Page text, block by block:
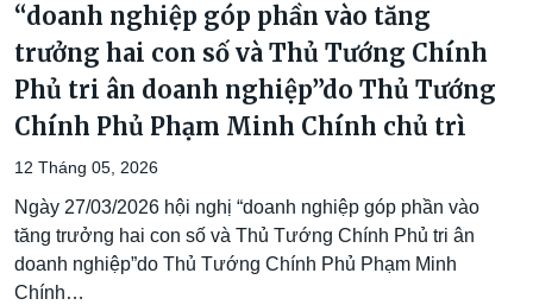
“doanh nghiệp góp phần vào tăng
trưởng hai con số và Thủ Tướng Chính
Phủ tri ân doanh nghiệp”do Thủ Tướng
Chính Phủ Phạm Minh Chính chủ trì
12 Tháng 05, 2026
Ngày 27/03/2026 hội nghị “doanh nghiệp góp phần vào
tăng trưởng hai con số và Thủ Tướng Chính Phủ tri ân
doanh nghiệp”do Thủ Tướng Chính Phủ Phạm Minh
Chính…